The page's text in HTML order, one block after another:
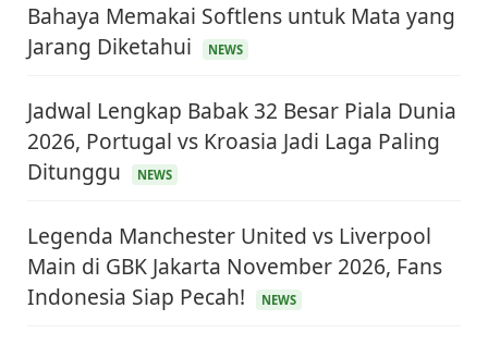
Bahaya Memakai Softlens untuk Mata yang
Jarang Diketahui
NEWS
Jadwal Lengkap Babak 32 Besar Piala Dunia
2026, Portugal vs Kroasia Jadi Laga Paling
Ditunggu
NEWS
Legenda Manchester United vs Liverpool
Main di GBK Jakarta November 2026, Fans
Indonesia Siap Pecah!
NEWS